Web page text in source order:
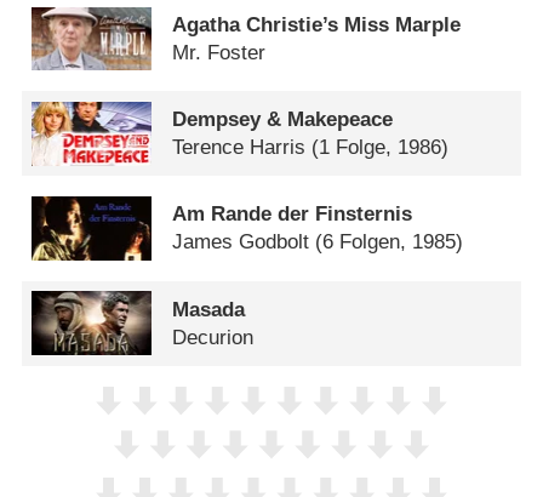
Agatha Christie’s Miss Marple
Mr. Foster
Dempsey & Makepeace
Terence Harris (1 Folge, 1986)
Am Rande der Finsternis
James Godbolt (6 Folgen, 1985)
Masada
Decurion